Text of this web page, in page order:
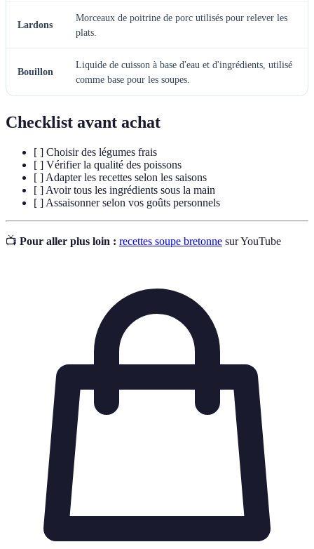
Lardons
Morceaux de poitrine de porc utilisés pour relever les
plats.
Bouillon
Liquide de cuisson à base d'eau et d'ingrédients, utilisé
comme base pour les soupes.
Checklist avant achat
[ ] Choisir des légumes frais
[ ] Vérifier la qualité des poissons
[ ] Adapter les recettes selon les saisons
[ ] Avoir tous les ingrédients sous la main
[ ] Assaisonner selon vos goûts personnels
📺 Pour aller plus loin : recettes soupe bretonne sur YouTube